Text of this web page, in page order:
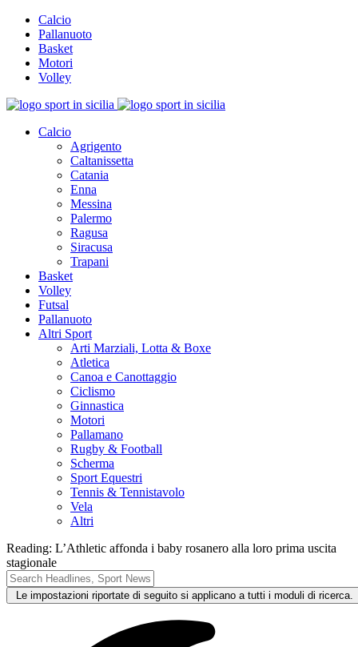
Calcio
Pallanuoto
Basket
Motori
Volley
Calcio
Agrigento
Caltanissetta
Catania
Enna
Messina
Palermo
Ragusa
Siracusa
Trapani
Basket
Volley
Futsal
Pallanuoto
Altri Sport
Arti Marziali, Lotta & Boxe
Atletica
Canoa e Canottaggio
Ciclismo
Ginnastica
Motori
Pallamano
Rugby & Football
Scherma
Sport Equestri
Tennis & Tennistavolo
Vela
Altri
Reading: L’Athletic affonda i baby rosanero alla loro prima uscita
stagionale